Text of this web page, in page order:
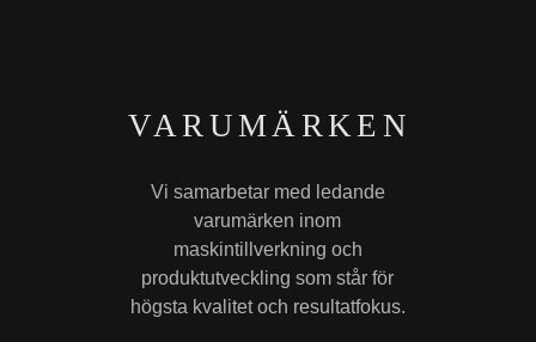
VARUMÄRKEN
Vi samarbetar med ledande
varumärken inom
maskintillverkning och
produktutveckling som står för
högsta kvalitet och resultatfokus.